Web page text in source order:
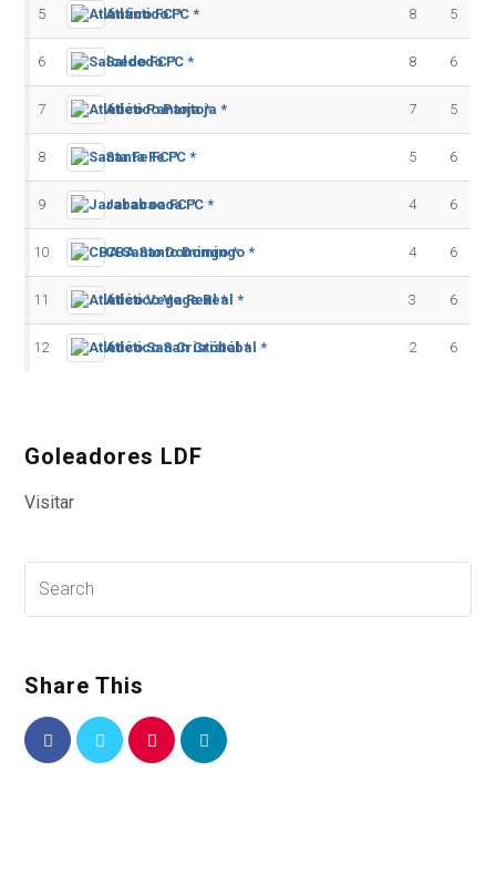
5 Atlántico FC * 8 5
6 Salcedo FC * 8 6
7 Atlético Pantoja * 7 5
8 Santa Fe FC * 5 6
9 Jarabacoa FC * 4 6
10 CBA Santo Domingo * 4 6
11 Atlético Vega Real * 3 6
12 Atlético San Cristóbal * 2 6
Goleadores LDF
Visitar
Share This